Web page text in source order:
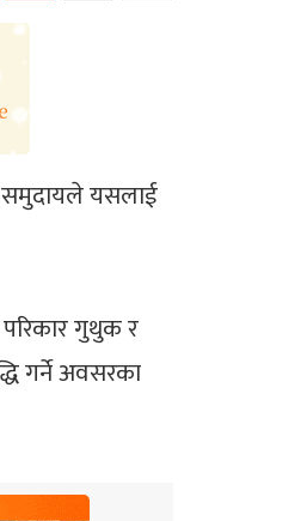
समुदायले यसलाई
परिकार गुथुक र
गर्ने अवसरका